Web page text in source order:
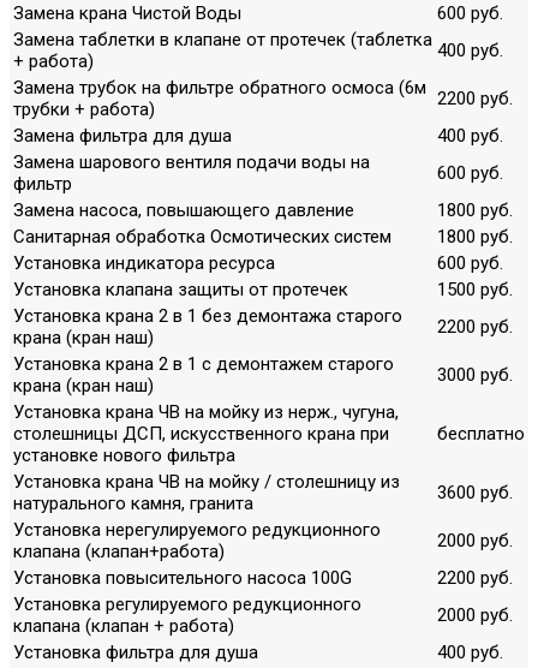
Замена крана Чистой Воды
600 руб.
Замена таблетки в клапане от протечек (таблетка
+ работа)
400 руб.
Замена трубок на фильтре обратного осмоса (6м
трубки + работа)
2200 руб.
Замена фильтра для душа
400 руб.
Замена шарового вентиля подачи воды на
фильтр
600 руб.
Замена насоса, повышающего давление
1800 руб.
Санитарная обработка Осмотических систем
1800 руб.
Установка индикатора ресурса
600 руб.
Установка клапана защиты от протечек
1500 руб.
Установка крана 2 в 1 без демонтажа старого
крана (кран наш)
2200 руб.
Установка крана 2 в 1 с демонтажем старого
крана (кран наш)
3000 руб.
Установка крана ЧВ на мойку из нерж., чугуна,
столешницы ДСП, искусственного крана при
установке нового фильтра
бесплатно
Установка крана ЧВ на мойку / столешницу из
натурального камня, гранита
3600 руб.
Установка нерегулируемого редукционного
клапана (клапан+работа)
2000 руб.
Установка повысительного насоса 100G
2200 руб.
Установка регулируемого редукционного
клапана (клапан + работа)
2000 руб.
Установка фильтра для душа
400 руб.